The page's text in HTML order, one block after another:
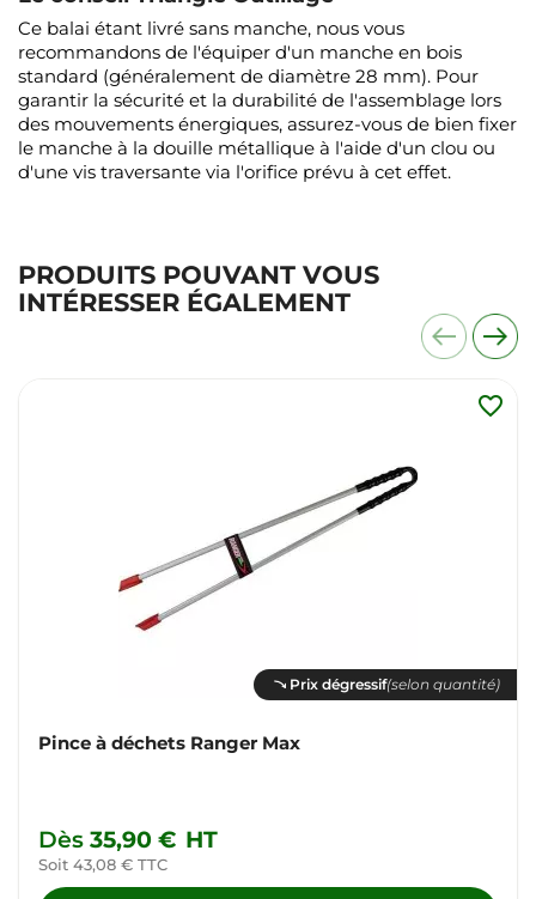
Ce balai étant livré sans manche, nous vous
recommandons de l'équiper d'un manche en bois
standard (généralement de diamètre 28 mm). Pour
garantir la sécurité et la durabilité de l'assemblage lors
des mouvements énergiques, assurez-vous de bien fixer
le manche à la douille métallique à l'aide d'un clou ou
d'une vis traversante via l'orifice prévu à cet effet.
PRODUITS POUVANT VOUS
INTÉRESSER ÉGALEMENT
Prix dégressif(selon quantité)
Pince à déchets Ranger Max
Dès 35,90 € HT
Soit 43,08 € TTC
favorite_border